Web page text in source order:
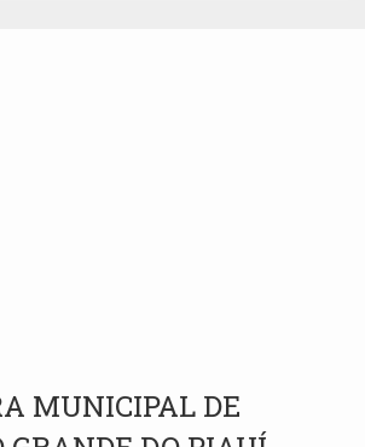
MUNICIPAL DE